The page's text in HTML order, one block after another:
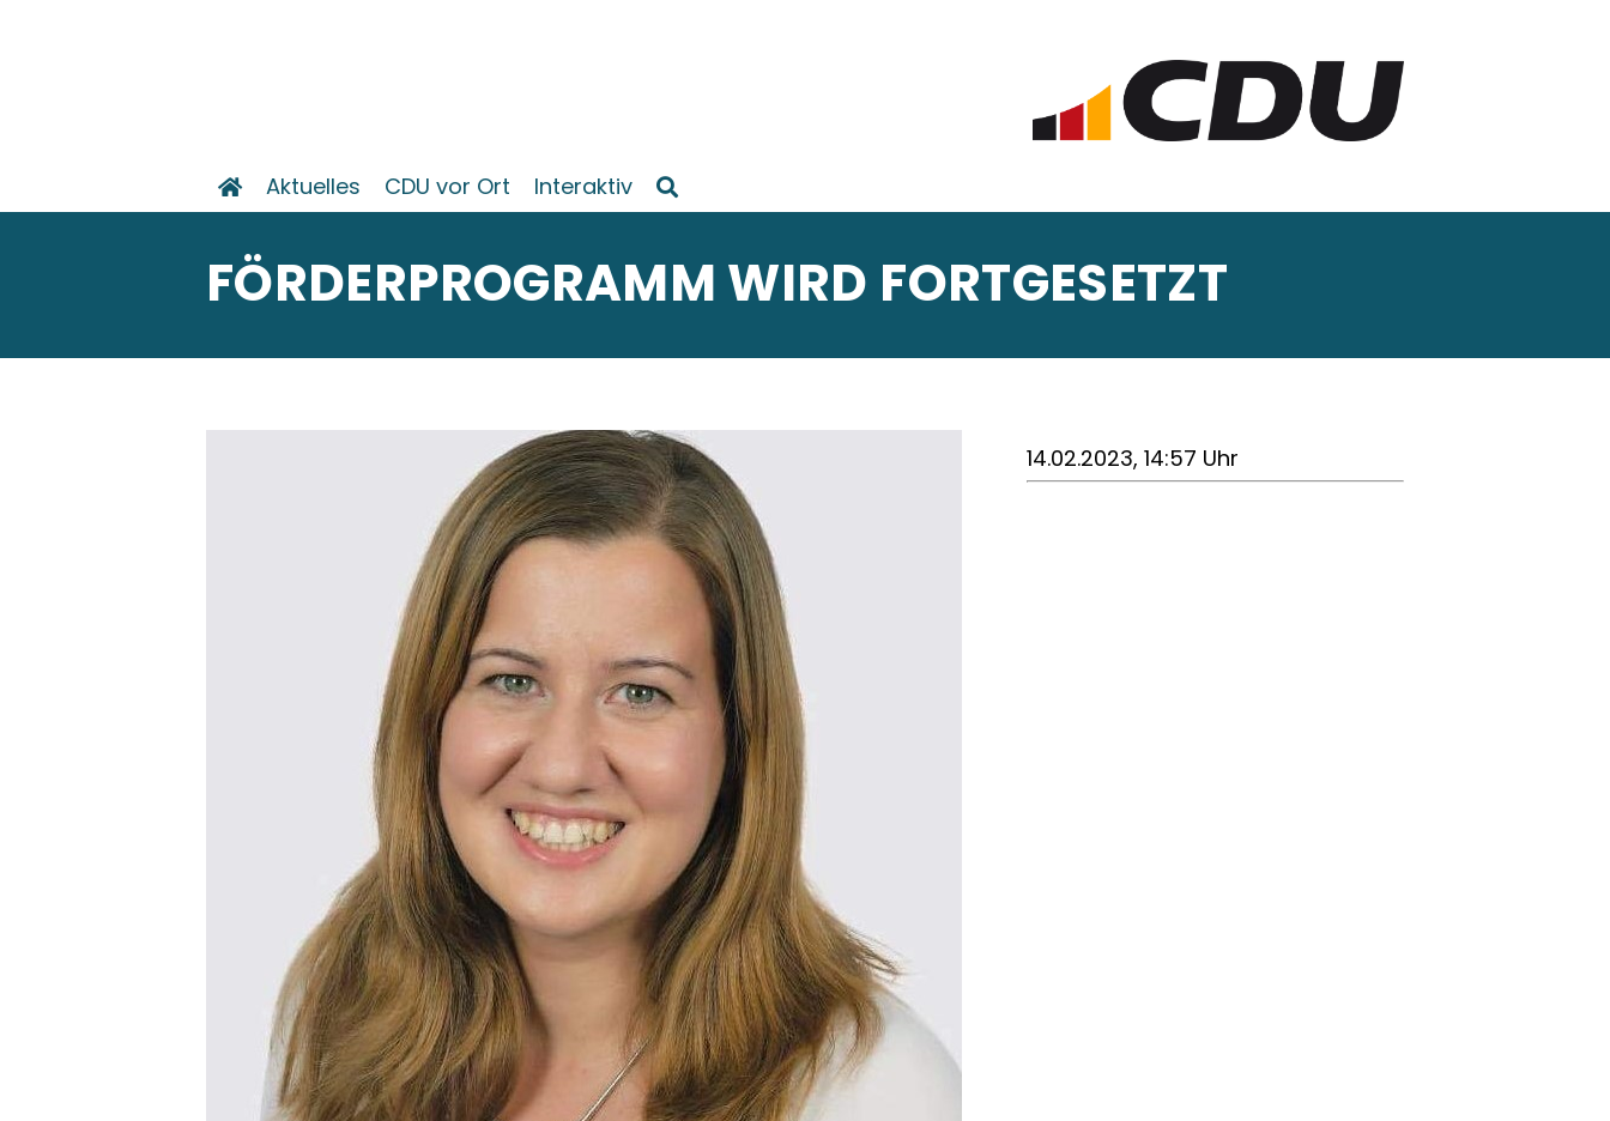
Aktuelles CDU vor Ort Interaktiv
FÖRDERPROGRAMM WIRD FORTGESETZT
14.02.2023, 14:57 Uhr